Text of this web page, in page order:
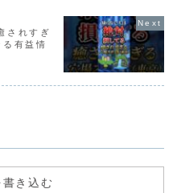
されすぎ
有益情
き込む